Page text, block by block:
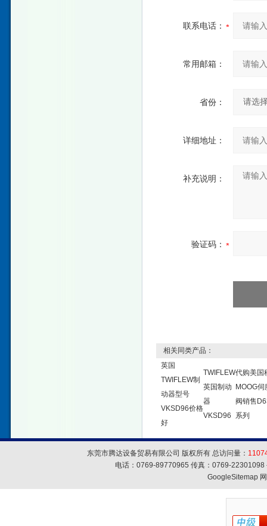
联系电话：
常用邮箱：
省份：
详细地址：
补充说明：
验证码：
相关同类产品：
英国
TWIFLEW制
动器型号
VKSD96价格
好
TWIFLEW
英国制动
器
VKSD96
代购美国
MOOG伺
阀销售
系列
东莞市腾达设备贸易有限公司 版权所有 总访问量：
电话：0769-89770965 传真：0769-
GoogleSitemap网